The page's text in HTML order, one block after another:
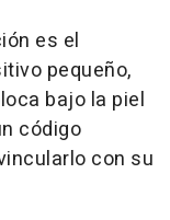
es el
pequeño,
bajo la piel
código
con su